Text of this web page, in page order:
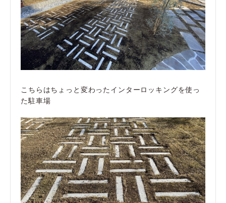
こちらはちょっと変わったインターロッキングを使っ
た駐車場